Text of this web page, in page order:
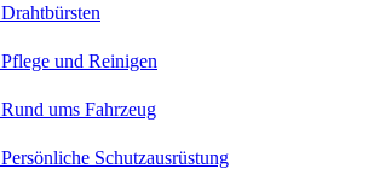
Drahtbürsten
Pflege und Reinigen
Rund ums Fahrzeug
Persönliche Schutzausrüstung